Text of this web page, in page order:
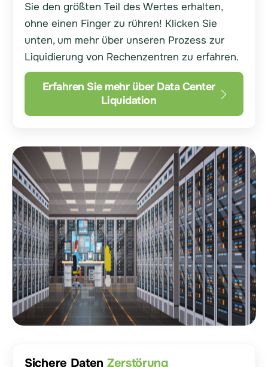
Sie den größten Teil des Wertes erhalten,
ohne einen Finger zu rühren! Klicken Sie
unten, um mehr über unseren Prozess zur
Liquidierung von Rechenzentren zu erfahren.
Erfahren Sie mehr über Data Center
Liquidation
Sichere Daten Zerstörung